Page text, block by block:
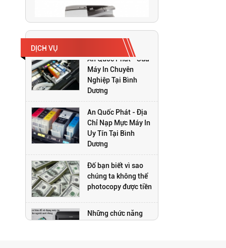
DỊCH VỤ
Top 3 dòng máy
Photocopy đang
nhất hiện nay
An Quốc Phát - Sửa
Máy In Chuyên
Nghiệp Tại Bình
Dương
An Quốc Phát - Địa
Chỉ Nạp Mực Máy In
Uy Tín Tại Bình
Dương
Đố bạn biết vì sao
chúng ta không thể
photocopy được tiền
Những chức năng